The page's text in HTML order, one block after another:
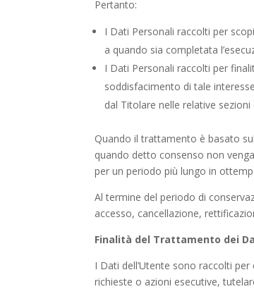
Pertanto:
I Dati Personali raccolti per
a quando sia completata
I Dati Personali raccolti per
soddisfacimento di tale
dal Titolare nelle relative
Quando il trattamento è basato
quando detto consenso non
per un periodo più lungo in
Al termine del periodo di
accesso, cancellazione,
Finalità del Trattamento dei
I Dati dell’Utente sono raccolti
richieste o azioni esecutive,